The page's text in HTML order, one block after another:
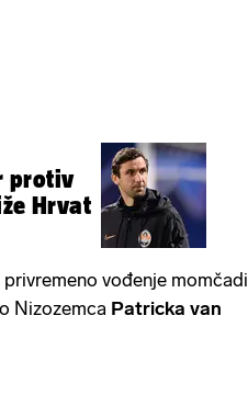
protiv
Hrvat
vođenje momčadi
Nizozemca Patricka van